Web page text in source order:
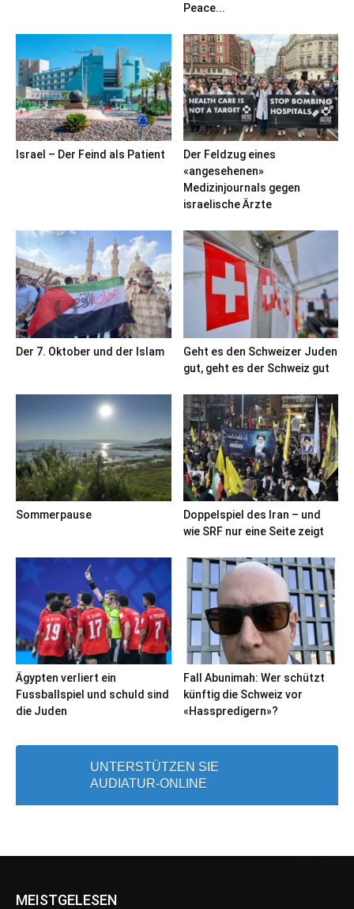
Peace...
Israel – Der Feind als Patient
Der Feldzug eines
«angesehenen»
Medizinjournals gegen
israelische Ärzte
Der 7. Oktober und der Islam
Geht es den Schweizer Juden
gut, geht es der Schweiz gut
Sommerpause
Doppelspiel des Iran – und
wie SRF nur eine Seite zeigt
Ägypten verliert ein
Fussballspiel und schuld sind
die Juden
Fall Abunimah: Wer schützt
künftig die Schweiz vor
«Hasspredigern»?
UNTERSTÜTZEN SIE
AUDIATUR-ONLINE
MEISTGELESEN